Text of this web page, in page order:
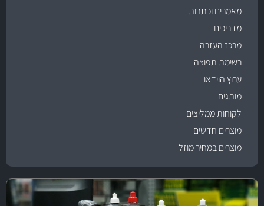
מאמרים וכתבות
מדריכים
מרכז העזרה
רשימת תפוצה
ערוץ הוידאו
מותגים
לקוחות ממליצים
מוצרים חדשים
מוצרים במחיר מוזל